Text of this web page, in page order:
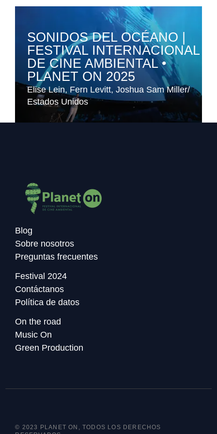
SONIDOS DEL OCÉANO |
FESTIVAL INTERNACIONAL
DE CINE AMBIENTAL •
PLANET ON 2025
Elise Lein Fern Levitt Joshua Sam Miller
Estados Unidos
Blog
Sobre nosotros
Preguntas frecuentes
Festival 2024
Contáctanos
Política de datos
On the road
Music On
Green Production
© 2023 PLANET ON, TODOS LOS DERECHOS